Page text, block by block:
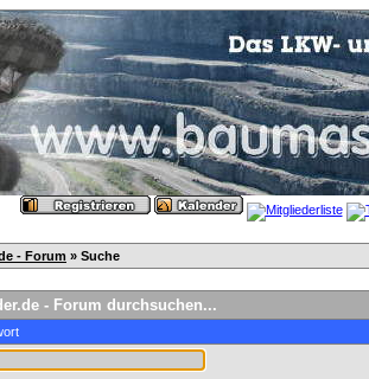
- Forum » Suche
- Forum durchsuchen...